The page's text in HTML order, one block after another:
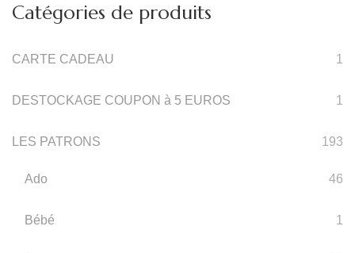
Catégories de produits
CARTE CADEAU 1
DESTOCKAGE COUPON à 5 EUROS 1
LES PATRONS 193
Ado 46
Bébé 1